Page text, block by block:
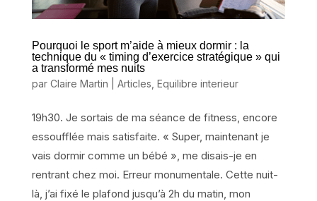
Pourquoi le sport m’aide à mieux dormir : la
technique du « timing d’exercice stratégique » qui
a transformé mes nuits
par Claire Martin Articles Equilibre interieur
19h30. Je sortais de ma séance de fitness, encore
essoufflée mais satisfaite. « Super, maintenant je
vais dormir comme un bébé », me disais-je en
rentrant chez moi. Erreur monumentale. Cette nuit-
là, j’ai fixé le plafond jusqu’à 2h du matin, mon